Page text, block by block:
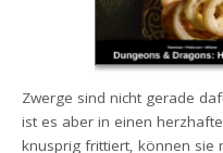
Zwerge sind nicht gerade
ist es aber in einen
knusprig frittiert, können sie